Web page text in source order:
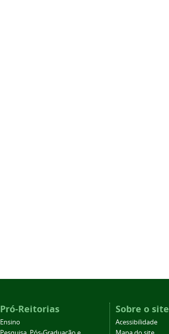
Pró-Reitorias
Ensino
Sobre o site
Acessibilidade